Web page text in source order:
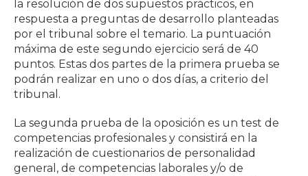
la resolución de dos supuestos prácticos, en
respuesta a preguntas de desarrollo planteadas
por el tribunal sobre el temario. La puntuación
máxima de este segundo ejercicio será de 40
puntos. Estas dos partes de la primera prueba se
podrán realizar en uno o dos días, a criterio del
tribunal.
La segunda prueba de la oposición es un test de
competencias profesionales y consistirá en la
realización de cuestionarios de personalidad
general, de competencias laborales y/o de